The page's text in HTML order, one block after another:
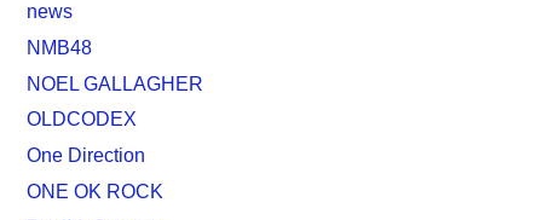
news
NMB48
NOEL GALLAGHER
OLDCODEX
One Direction
ONE OK ROCK